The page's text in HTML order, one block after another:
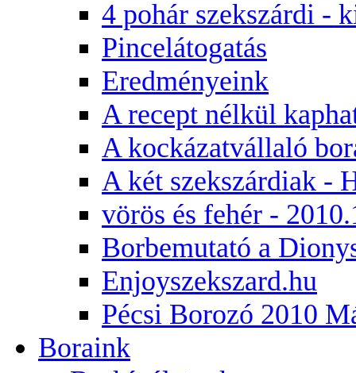
4 pohár szekszárdi -
Pincelátogatás
Eredményeink
A recept nélkül
A kockázatvállaló
A két szekszárdiak -
vörös és fehér -
Borbemutató a
Enjoyszekszard.hu
Pécsi Borozó 2010
Boraink